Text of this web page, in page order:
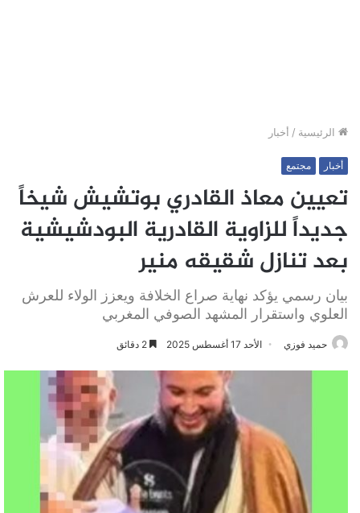
الرئيسية / أخبار
أخبار مجتمع
تعيين معاذ القادري بوتشيش شيخاً
جديداً للزاوية القادرية البودشيشية
بعد تنازل شقيقه منير
بيان رسمي يؤكد نهاية صراع الخلافة ويعزز الولاء للعرش
العلوي واستقرار المشهد الصوفي المغربي
حميد فوزي الأحد 17 أغسطس 2025